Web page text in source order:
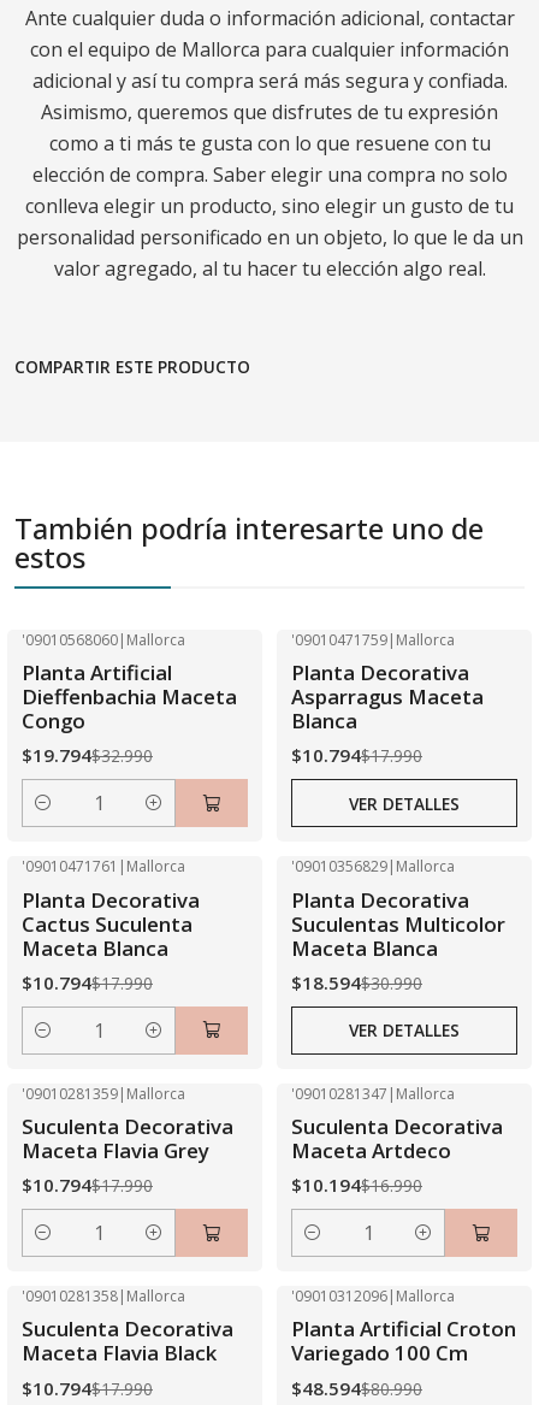
Ante cualquier duda o información adicional, contactar
con el equipo de Mallorca para cualquier información
adicional y así tu compra será más segura y confiada.
Asimismo, queremos que disfrutes de tu expresión
como a ti más te gusta con lo que resuene con tu
elección de compra. Saber elegir una compra no solo
conlleva elegir un producto, sino elegir un gusto de tu
personalidad personificado en un objeto, lo que le da un
valor agregado, al tu hacer tu elección algo real.
COMPARTIR ESTE PRODUCTO
También podría interesarte uno de
estos
'09010568060| Mallorca
Planta Artificial
Dieffenbachia Maceta
Congo
$19.794$32.990
Cantidad
'09010471759| Mallorca
Planta Decorativa
Asparragus Maceta
Blanca
$10.794$17.990
VER DETALLES
'09010471761 | Mallorca
Planta Decorativa
Cactus Suculenta
Maceta Blanca
$10.794$17.990
Cantidad
Agotado
'09010356829| Mallorca
Planta Decorativa
Suculentas Multicolor
Maceta Blanca
$18.594$30.990
VER DETALLES
'09010281359| Mallorca
Suculenta Decorativa
Maceta Flavia Grey
$10.794$17.990
Cantidad
'09010281347 | Mallorca
Suculenta Decorativa
Maceta Artdeco
$10.194$16.990
Cantidad
'09010281358| Mallorca
Suculenta Decorativa
Maceta Flavia Black
$10.794$17.990
Agotado
'09010312096| Mallorca
Planta Artificial Croton
Variegado 100 Cm
$48.594$80.990